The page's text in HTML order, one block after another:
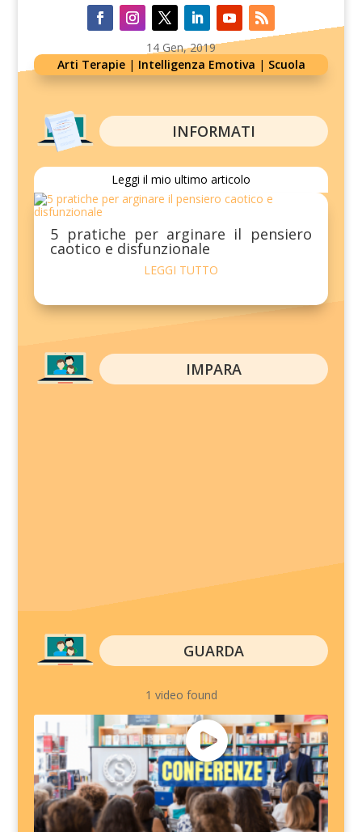
14 Gen, 2019
Arti Terapie| Intelligenza Emotiva | Scuola
INFORMATI
Leggi il mio ultimo articolo
5 pratiche per arginare il pensiero
caotico e disfunzionale
LEGGI TUTTO
IMPARA
GUARDA
1 video found